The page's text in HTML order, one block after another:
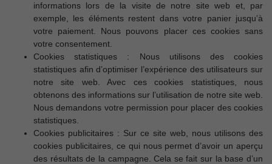
informations lors de la visite de notre site web et, par
exemple, les éléments restent dans votre panier jusqu’à
votre paiement. Nous pouvons placer ces cookies sans
votre consentement.
Cookies statistiques : Nous utilisons des cookies
statistiques afin d’optimiser l’expérience des utilisateurs sur
notre site web. Avec ces cookies statistiques, nous
obtenons des informations sur l’utilisation de notre site web.
Nous demandons votre permission pour placer des cookies
statistiques.
Cookies publicitaires : Sur ce site web, nous utilisons des
cookies publicitaires, ce qui nous permet d’avoir un aperçu
des résultats de la campagne. Cela se fait sur la base d’un